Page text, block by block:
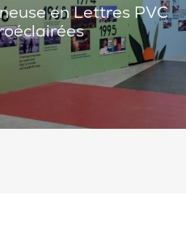
en Lettres PVC